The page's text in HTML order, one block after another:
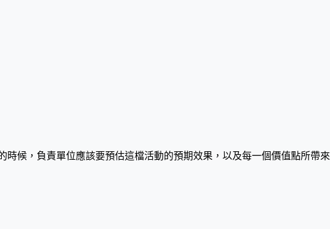
候，負責單位應該要預估這檔活動的預期效果，以及每一個價值點所帶來